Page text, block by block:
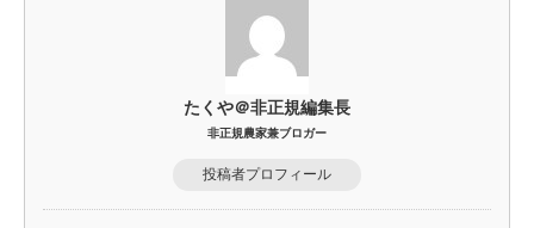
たくや＠非正規編集長
非正規農家兼ブロガー
投稿者プロフィール